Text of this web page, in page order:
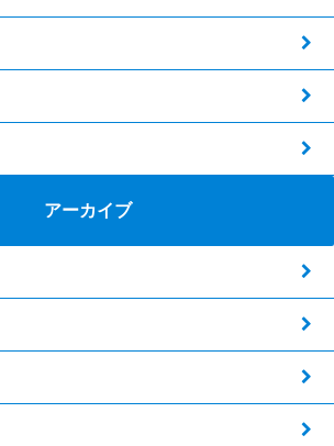
アーカイブ